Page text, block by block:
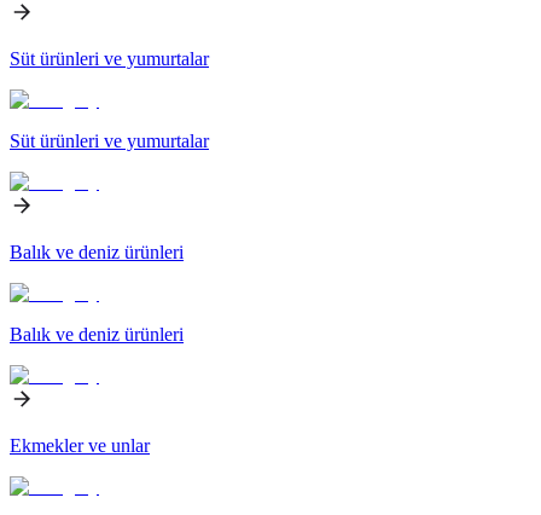
Süt ürünleri ve yumurtalar
Süt ürünleri ve yumurtalar
Balık ve deniz ürünleri
Balık ve deniz ürünleri
Ekmekler ve unlar